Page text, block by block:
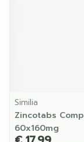
Similia
Zincotabs Comp
60x160mg